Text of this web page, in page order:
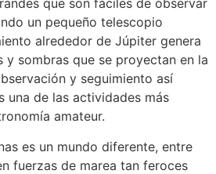
que son fáciles de observar
un pequeño telescopio
alrededor de Júpiter genera
y sombras que se proyectan en la
y seguimiento así
una de las actividades más
amateur.
es un mundo diferente, entre
fuerzas de marea tan feroces